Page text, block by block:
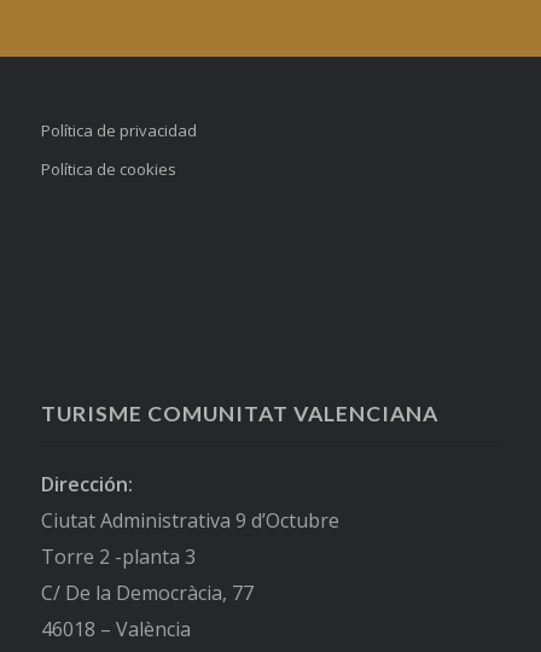
Política de privacidad
Política de cookies
TURISME COMUNITAT VALENCIANA
Dirección:
Ciutat Administrativa 9 d’Octubre
Torre 2 -planta 3
C/ De la Democràcia, 77
46018 – València